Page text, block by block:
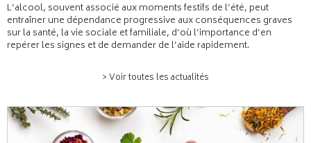
L’alcool, souvent associé aux moments festifs de l’été, peut
entraîner une dépendance progressive aux conséquences graves
sur la santé, la vie sociale et familiale, d’où l’importance d’en
repérer les signes et de demander de l’aide rapidement.
> Voir toutes les actualités